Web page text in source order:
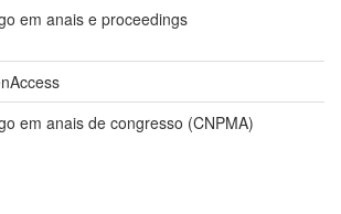
em anais e proceedings
em anais de congresso (CNPMA)